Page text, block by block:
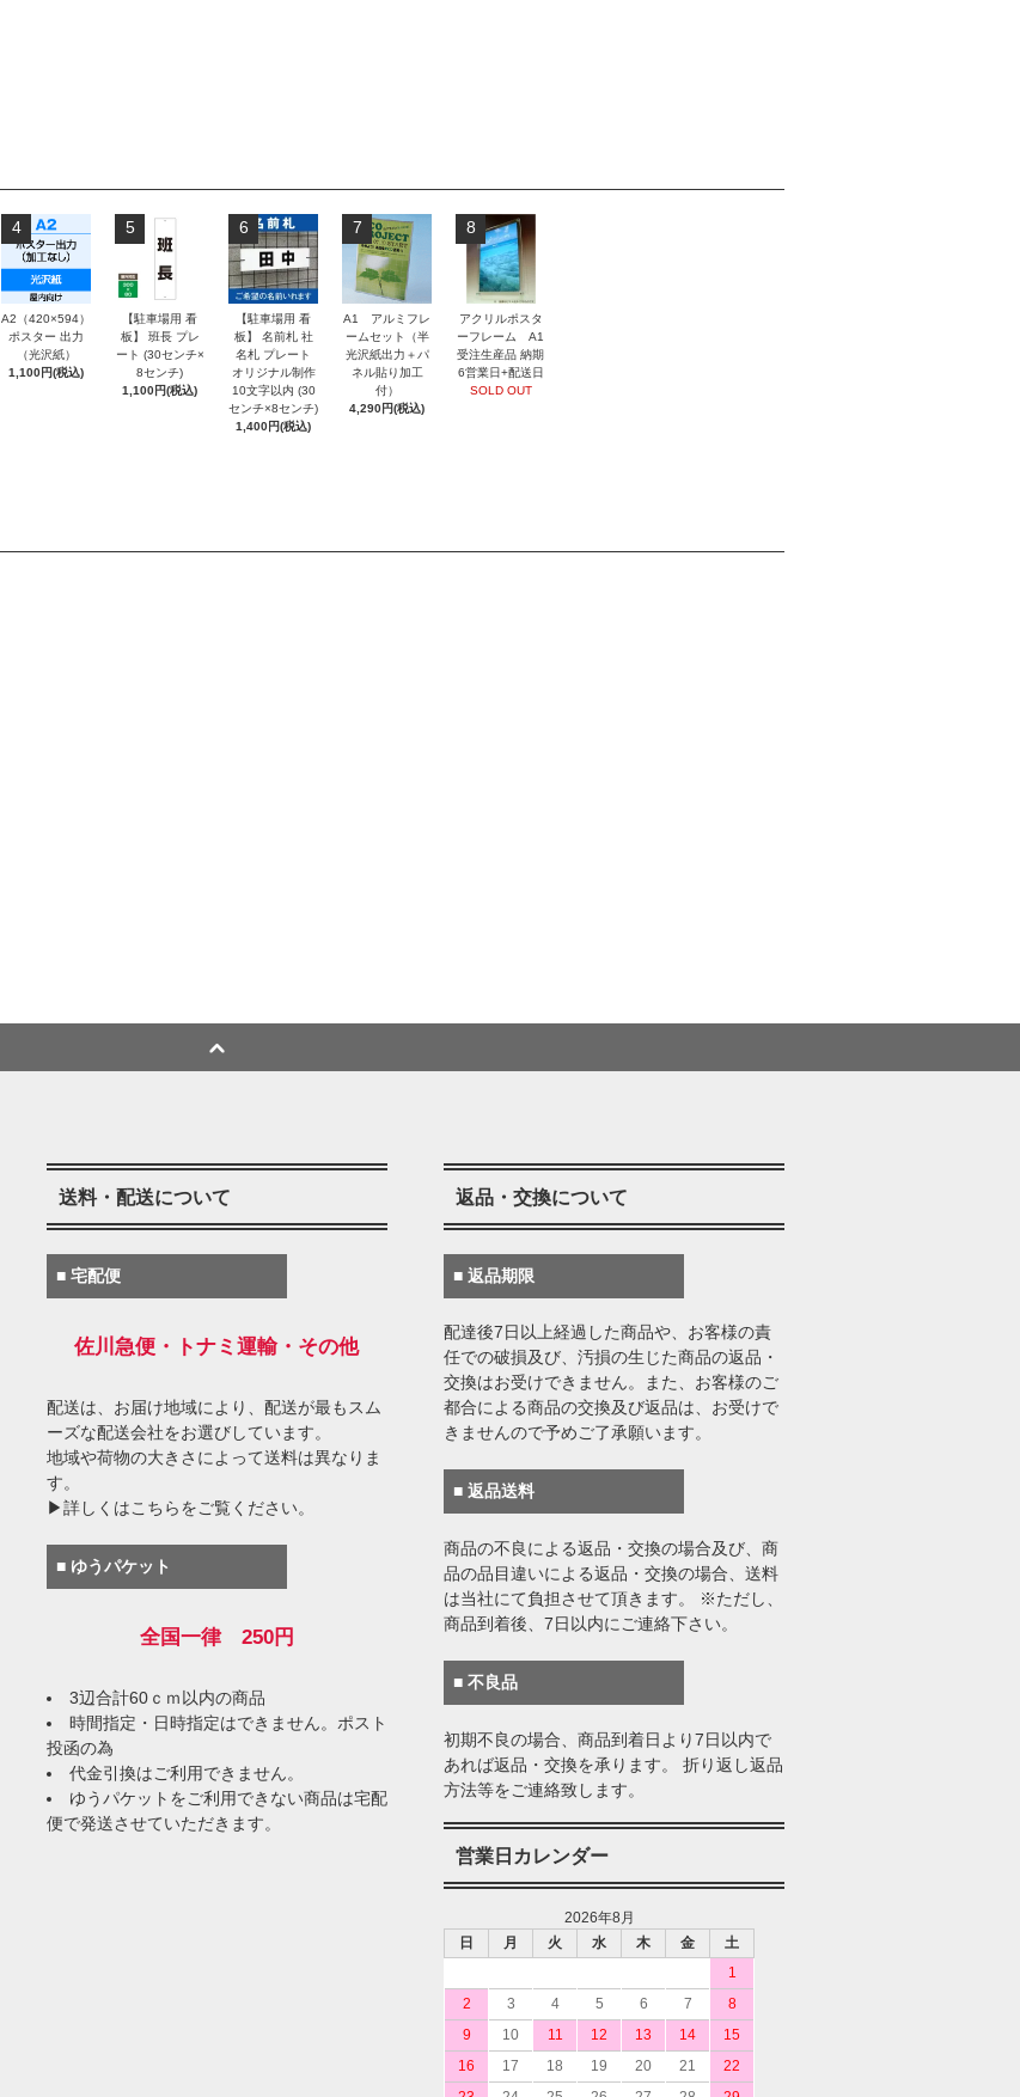
4
A2（420×594）
ポスター 出力
（光沢紙）
1,100円(税込)
5
【駐車場用 看
板】 班長 プレ
ート (30センチ×
8センチ)
1,100円(税込)
6
【駐車場用 看
板】 名前札 社
名札 プレート
オリジナル制作
10文字以内 (30
センチ×8センチ)
1,400円(税込)
7
A1 アルミフレ
ームセット（半
光沢紙出力＋パ
ネル貼り加工
付）
4,290円(税込)
8
アクリルポスタ
ーフレーム A1
受注生産品 納期
6営業日+配送日
SOLD OUT
送料・配送について
■ 宅配便
佐川急便・トナミ運輸・その他
配送は、お届け地域により、配送が最もスム
ーズな配送会社をお選びしています。
地域や荷物の大きさによって送料は異なりま
す。
▶詳しくはこちらをご覧ください。
■ ゆうパケット
全国一律 250円
3辺合計60ｃｍ以内の商品
時間指定・日時指定はできません。ポスト
投函の為
代金引換はご利用できません。
ゆうパケットをご利用できない商品は宅配
便で発送させていただきます。
返品・交換について
■ 返品期限
配達後7日以上経過した商品や、お客様の責
任での破損及び、汚損の生じた商品の返品・
交換はお受けできません。また、お客様のご
都合による商品の交換及び返品は、お受けで
きませんので予めご了承願います。
■ 返品送料
商品の不良による返品・交換の場合及び、商
品の品目違いによる返品・交換の場合、送料
は当社にて負担させて頂きます。 ※ただし、
商品到着後、7日以内にご連絡下さい。
■ 不良品
初期不良の場合、商品到着日より7日以内で
あれば返品・交換を承ります。 折り返し返品
方法等をご連絡致します。
営業日カレンダー
2026年8月
日
月 火 水 木 金
土
1
2
3 4 5 6 7
8
9
10 11 12 13 14
15
16
17 18 19 20 21
22